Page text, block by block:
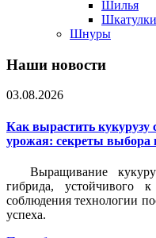
Шилья
Шкатулки
Шнуры
Наши новости
03.08.2026
Как вырастить кукурузу
урожая: секреты выбора
Выращивание
гибрида, устойчивого
соблюдения технологии
успеха.